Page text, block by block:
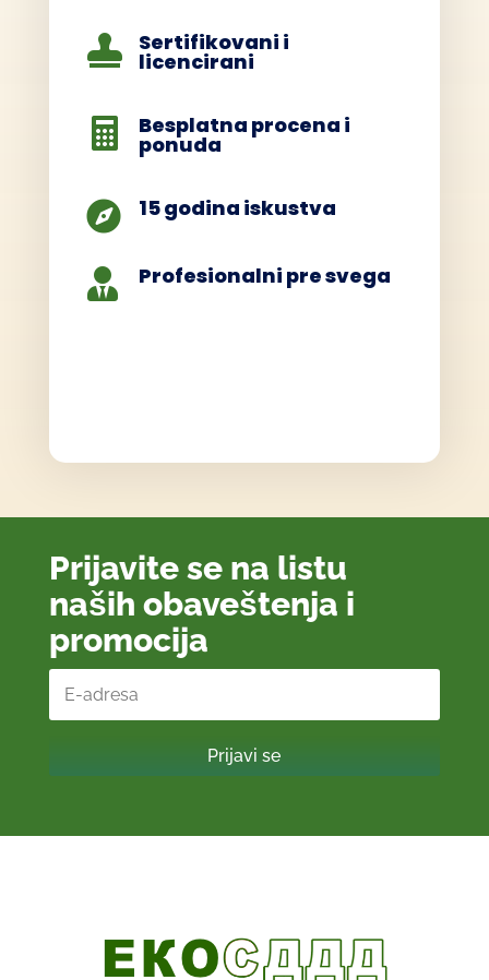
 Sertifikovani i
licencirani
 Besplatna procena i
ponuda
 15 godina iskustva
 Profesionalni pre svega
Prijavite se na listu
naših obaveštenja i
promocija
Prijavi se